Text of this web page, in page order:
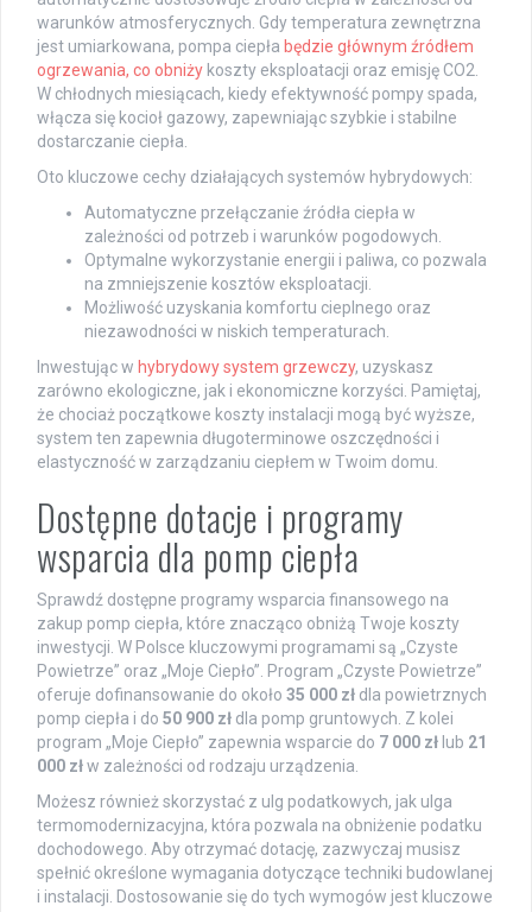
warunków atmosferycznych. Gdy temperatura zewnętrzna
jest umiarkowana, pompa ciepła będzie głównym źródłem
ogrzewania, co obniży koszty eksploatacji oraz emisję CO2.
W chłodnych miesiącach, kiedy efektywność pompy spada,
włącza się kocioł gazowy, zapewniając szybkie i stabilne
dostarczanie ciepła.
Oto kluczowe cechy działających systemów hybrydowych:
Automatyczne przełączanie źródła ciepła w
zależności od potrzeb i warunków pogodowych.
Optymalne wykorzystanie energii i paliwa, co pozwala
na zmniejszenie kosztów eksploatacji.
Możliwość uzyskania komfortu cieplnego oraz
niezawodności w niskich temperaturach.
Inwestując w hybrydowy system grzewczy, uzyskasz
zarówno ekologiczne, jak i ekonomiczne korzyści. Pamiętaj,
że chociaż początkowe koszty instalacji mogą być wyższe,
system ten zapewnia długoterminowe oszczędności i
elastyczność w zarządzaniu ciepłem w Twoim domu.
Dostępne dotacje i programy
wsparcia dla pomp ciepła
Sprawdź dostępne programy wsparcia finansowego na
zakup pomp ciepła, które znacząco obniżą Twoje koszty
inwestycji. W Polsce kluczowymi programami są „Czyste
Powietrze” oraz „Moje Ciepło”. Program „Czyste Powietrze”
oferuje dofinansowanie do około 35 000 zł dla powietrznych
pomp ciepła i do 50 900 zł dla pomp gruntowych. Z kolei
program „Moje Ciepło” zapewnia wsparcie do 7 000 zł lub 21
000 złw zależności od rodzaju urządzenia.
Możesz również skorzystać z ulg podatkowych, jak ulga
termomodernizacyjna, która pozwala na obniżenie podatku
dochodowego. Aby otrzymać dotację, zazwyczaj musisz
spełnić określone wymagania dotyczące techniki budowlanej
i instalacji. Dostosowanie się do tych wymogów jest kluczowe